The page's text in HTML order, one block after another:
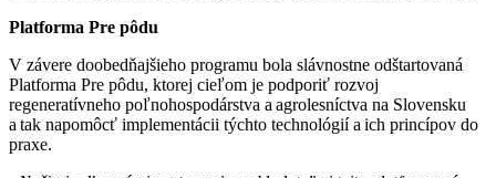
Platforma Pre pôdu
V závere doobedňajšieho programu bola slávnostne odštartovaná
Platforma Pre pôdu, ktorej cieľom je podporiť rozvoj
regeneratívneho poľnohospodárstva a agrolesníctva na Slovensku
a tak napomôcť implementácii týchto technológií a ich princípov do
praxe.